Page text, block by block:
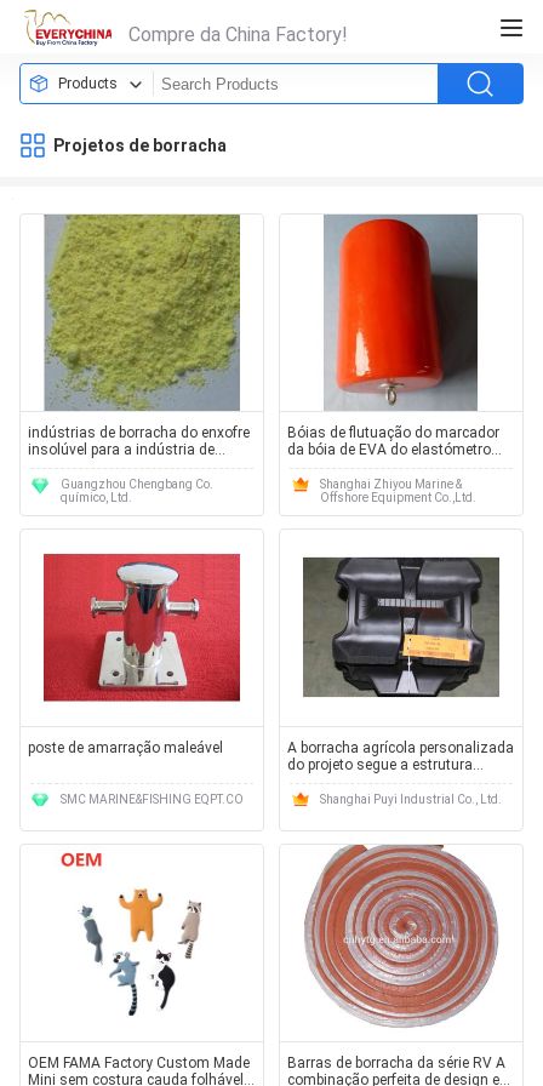
Compre da China Factory!
Products
Projetos de borracha
indústrias de borracha do enxofre
insolúvel para a indústria de
borracha
Guangzhou Chengbang Co.
químico, Ltd.
Bóias de flutuação do marcador
da bóia de EVA do elastómetro
marinho de borracha contínuo
dos elementos da flutuabilidade
Shanghai Zhiyou Marine &
Offshore Equipment Co.,Ltd.
poste de amarração maleável
SMC MARINE&FISHING EQPT.CO
A borracha agrícola personalizada
do projeto segue a estrutura
Jointless 350 * 90 * 46mm
Shanghai Puyi Industrial Co., Ltd.
OEM FAMA Factory Custom Made
Mini sem costura cauda folhável
Barras de borracha da série RV A
combinação perfeita de design e